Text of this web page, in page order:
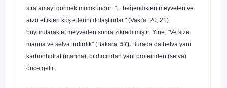
sıralamayı görmek mümkündür: "... beğen­dikleri meyveleri ve
arzu ettikleri kuş etlerini dolaştırırlar." (Vakı'a: 20, 21)
buyurularak et meyveden sonra zikredilmiştir. Yine, "Ve size
manna ve sel­va indirdik" (Bakara: 57). Burada da helva yani
karbonhidrat (manna), bıldırcından yani proteinden (selva)
önce gelir.